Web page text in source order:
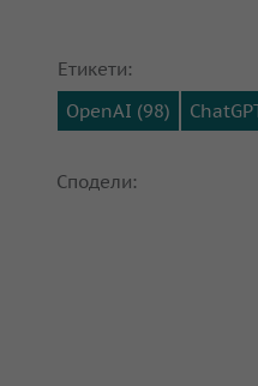
Етикети:
OpenAI (98)
Сподели: